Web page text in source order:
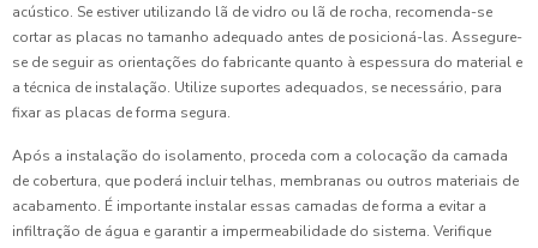
acústico. Se estiver utilizando lã de vidro ou lã de rocha, recomenda-se
cortar as placas no tamanho adequado antes de posicioná-las. Assegure-
se de seguir as orientações do fabricante quanto à espessura do material e
a técnica de instalação. Utilize suportes adequados, se necessário, para
fixar as placas de forma segura.
Após a instalação do isolamento, proceda com a colocação da camada
de cobertura, que poderá incluir telhas, membranas ou outros materiais de
acabamento. É importante instalar essas camadas de forma a evitar a
infiltração de água e garantir a impermeabilidade do sistema. Verifique